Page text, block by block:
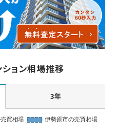
ョン相場推移
3年